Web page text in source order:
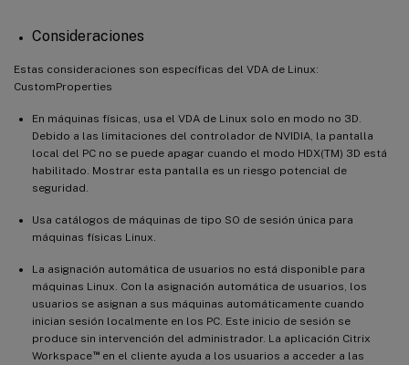
Consideraciones
Estas consideraciones son específicas del VDA de Linux:
CustomProperties
En máquinas físicas, usa el VDA de Linux solo en modo no 3D.
Debido a las limitaciones del controlador de NVIDIA, la pantalla
local del PC no se puede apagar cuando el modo HDX(TM) 3D está
habilitado. Mostrar esta pantalla es un riesgo potencial de
seguridad.
Usa catálogos de máquinas de tipo SO de sesión única para
máquinas físicas Linux.
La asignación automática de usuarios no está disponible para
máquinas Linux. Con la asignación automática de usuarios, los
usuarios se asignan a sus máquinas automáticamente cuando
inician sesión localmente en los PC. Este inicio de sesión se
produce sin intervención del administrador. La aplicación Citrix
Workspace™en el cliente ayuda a los usuarios a acceder a las